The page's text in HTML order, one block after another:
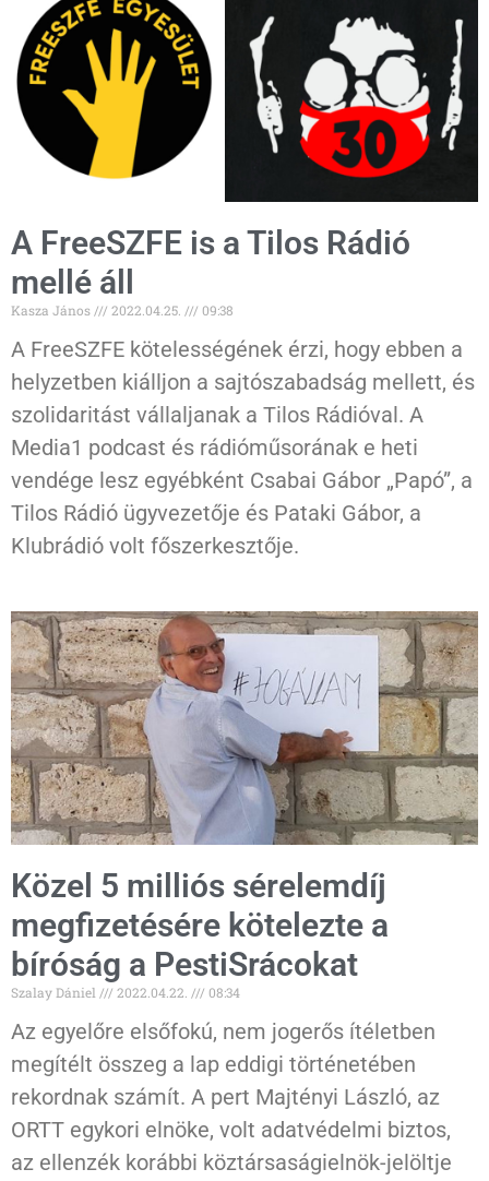
A FreeSZFE is a Tilos Rádió
mellé áll
Kasza János 2022.04.25. 09:38
A FreeSZFE kötelességének érzi, hogy ebben a
helyzetben kiálljon a sajtószabadság mellett, és
szolidaritást vállaljanak a Tilos Rádióval. A
Media1 podcast és rádióműsorának e heti
vendége lesz egyébként Csabai Gábor „Papó”, a
Tilos Rádió ügyvezetője és Pataki Gábor, a
Klubrádió volt főszerkesztője.
Közel 5 milliós sérelemdíj
megfizetésére kötelezte a
bíróság a PestiSrácokat
Szalay Dániel 2022.04.22. 08:34
Az egyelőre elsőfokú, nem jogerős ítéletben
megítélt összeg a lap eddigi történetében
rekordnak számít. A pert Majtényi László, az
ORTT egykori elnöke, volt adatvédelmi biztos,
az ellenzék korábbi köztársaságielnök-jelöltje